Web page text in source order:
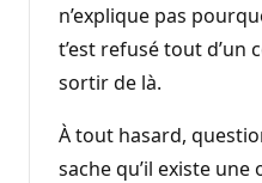
n’explique pas
t’est refusé tout d’un
sortir de là.
À tout hasard,
sache qu’il existe